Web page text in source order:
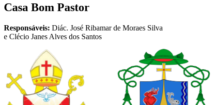
Casa Bom Pastor
Responsáveis: Diác. José Ribamar de Moraes Silva
e Clécio Janes Alves dos Santos